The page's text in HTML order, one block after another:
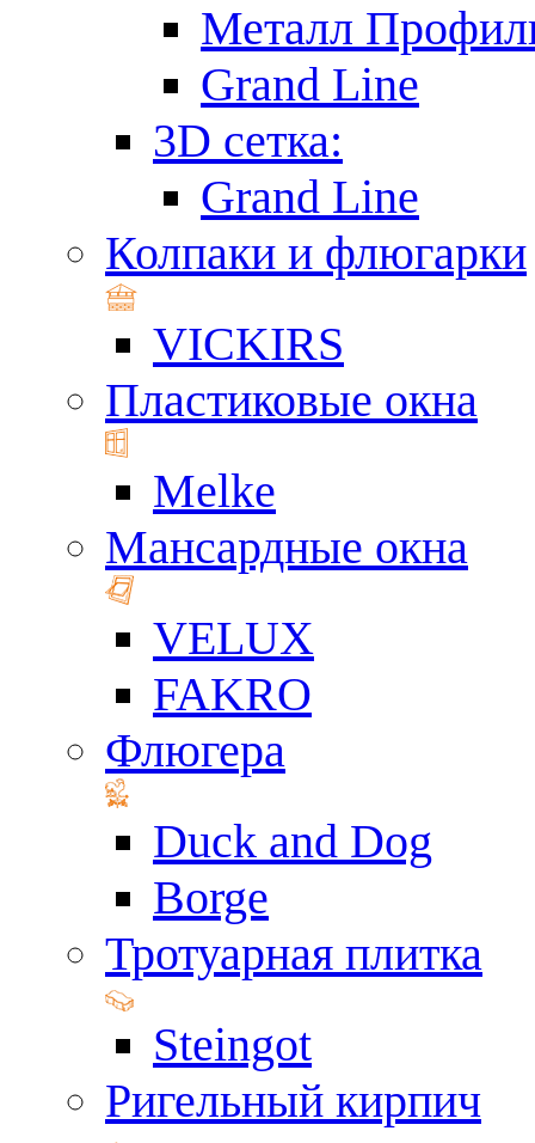
Металл
Grand Line
3D сетка:
Grand Line
Колпаки и флюгарки
VICKIRS
Пластиковые окна
Melke
Мансардные окна
VELUX
FAKRO
Флюгера
Duck and Dog
Borge
Тротуарная плитка
Steingot
Ригельный кирпич